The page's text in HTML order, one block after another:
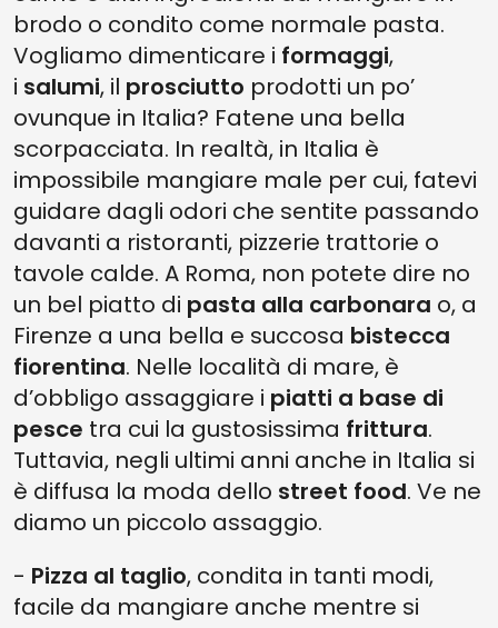
brodo o condito come normale pasta.
Vogliamo dimenticare i formaggi,
i salumi, il prosciutto prodotti un po’
ovunque in Italia? Fatene una bella
scorpacciata. In realtà, in Italia è
impossibile mangiare male per cui, fatevi
guidare dagli odori che sentite passando
davanti a ristoranti, pizzerie trattorie o
tavole calde. A Roma, non potete dire no
un bel piatto di pasta alla carbonara o, a
Firenze a una bella e succosa bistecca
fiorentina. Nelle località di mare, è
d’obbligo assaggiare i piatti a base di
pesce tra cui la gustosissima frittura.
Tuttavia, negli ultimi anni anche in Italia si
è diffusa la moda dello street food. Ve ne
diamo un piccolo assaggio.
- Pizza al taglio, condita in tanti modi,
facile da mangiare anche mentre si